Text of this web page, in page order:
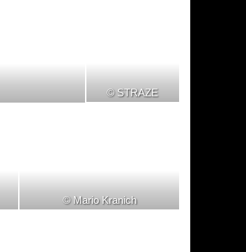
© STRAZE
© Mario Kranich